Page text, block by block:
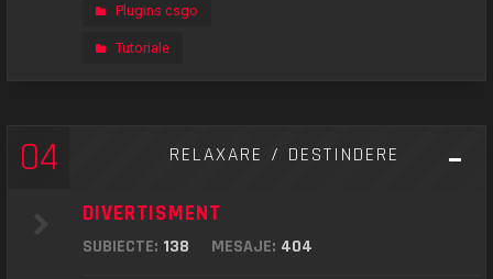
Plugins csgo
Tutoriale
04 RELAXARE / DESTINDERE
DIVERTISMENT
SUBIECTE: 138 MESAJE: 404